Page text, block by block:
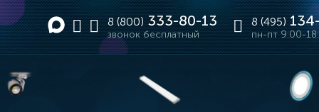
8 (800)333-80-13
звонок бесплатный
8 (495)
пн-пт 9:00-